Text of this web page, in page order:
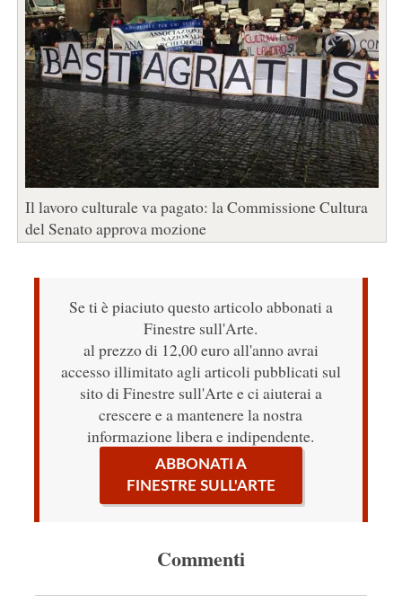
Il lavoro culturale va pagato: la Commissione Cultura
del Senato approva mozione
Se ti è piaciuto questo articolo abbonati a
Finestre sull'Arte.
al prezzo di 12,00 euro all'anno avrai
accesso illimitato agli articoli pubblicati sul
sito di Finestre sull'Arte e ci aiuterai a
crescere e a mantenere la nostra
informazione libera e indipendente.
ABBONATI A
FINESTRE SULL'ARTE
Commenti